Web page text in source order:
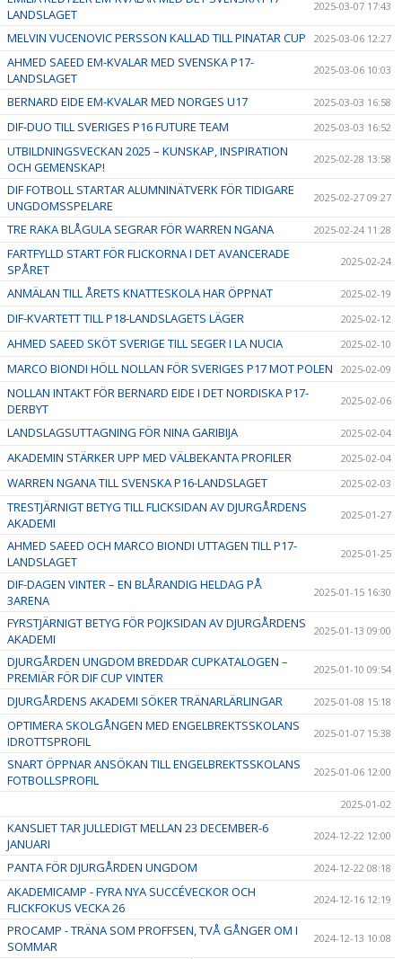
LANDSLAGET
2025-03-07 17:43
MELVIN VUCENOVIC PERSSON KALLAD TILL PINATAR CUP 2025-03-06 12:27
AHMED SAEED EM-KVALAR MED SVENSKA P17-
LANDSLAGET
2025-03-06 10:03
BERNARD EIDE EM-KVALAR MED NORGES U17 2025-03-03 16:58
DIF-DUO TILL SVERIGES P16 FUTURE TEAM 2025-03-03 16:52
UTBILDNINGSVECKAN 2025 – KUNSKAP, INSPIRATION
OCH GEMENSKAP!
2025-02-28 13:58
DIF FOTBOLL STARTAR ALUMNINÄTVERK FÖR TIDIGARE
UNGDOMSSPELARE
2025-02-27 09:27
TRE RAKA BLÅGULA SEGRAR FÖR WARREN NGANA 2025-02-24 11:28
FARTFYLLD START FÖR FLICKORNA I DET AVANCERADE
SPÅRET
2025-02-24
ANMÄLAN TILL ÅRETS KNATTESKOLA HAR ÖPPNAT 2025-02-19
DIF-KVARTETT TILL P18-LANDSLAGETS LÄGER 2025-02-12
AHMED SAEED SKÖT SVERIGE TILL SEGER I LA NUCIA 2025-02-10
MARCO BIONDI HÖLL NOLLAN FÖR SVERIGES P17 MOT POLEN 2025-02-09
NOLLAN INTAKT FÖR BERNARD EIDE I DET NORDISKA P17-
DERBYT
2025-02-06
LANDSLAGSUTTAGNING FÖR NINA GARIBIJA 2025-02-04
AKADEMIN STÄRKER UPP MED VÄLBEKANTA PROFILER 2025-02-04
WARREN NGANA TILL SVENSKA P16-LANDSLAGET 2025-02-03
TRESTJÄRNIGT BETYG TILL FLICKSIDAN AV DJURGÅRDENS
AKADEMI
2025-01-27
AHMED SAEED OCH MARCO BIONDI UTTAGEN TILL P17-
LANDSLAGET
2025-01-25
DIF-DAGEN VINTER – EN BLÅRANDIG HELDAG PÅ
3ARENA
2025-01-15 16:30
FYRSTJÄRNIGT BETYG FÖR POJKSIDAN AV DJURGÅRDENS
AKADEMI
2025-01-13 09:00
DJURGÅRDEN UNGDOM BREDDAR CUPKATALOGEN –
PREMIÄR FÖR DIF CUP VINTER
2025-01-10 09:54
DJURGÅRDENS AKADEMI SÖKER TRÄNARLÄRLINGAR 2025-01-08 15:18
OPTIMERA SKOLGÅNGEN MED ENGELBREKTSSKOLANS
IDROTTSPROFIL
2025-01-07 15:38
SNART ÖPPNAR ANSÖKAN TILL ENGELBREKTSSKOLANS
FOTBOLLSPROFIL
2025-01-06 12:00
2025-01-02
KANSLIET TAR JULLEDIGT MELLAN 23 DECEMBER-6
JANUARI
2024-12-22 12:00
PANTA FÖR DJURGÅRDEN UNGDOM 2024-12-22 08:18
AKADEMICAMP - FYRA NYA SUCCÉVECKOR OCH
FLICKFOKUS VECKA 26
2024-12-16 12:19
PROCAMP - TRÄNA SOM PROFFSEN, TVÅ GÅNGER OM I
SOMMAR
2024-12-13 10:08